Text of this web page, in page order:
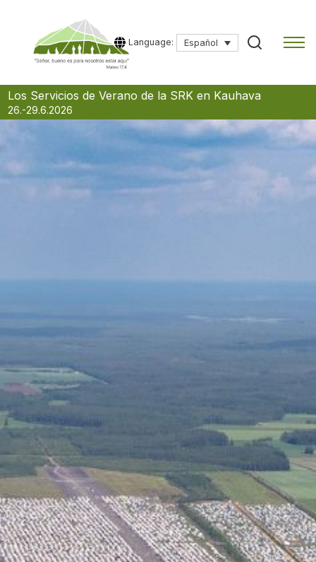
Skip
to
content
Language: Español
Escriba un término de búsqueda para comenzar.
Los Servicios de Verano de la SRK en Kauhava
26.-29.6.2026